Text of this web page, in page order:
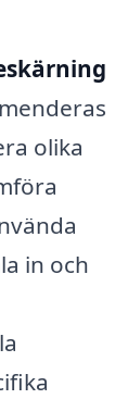
olika
in och